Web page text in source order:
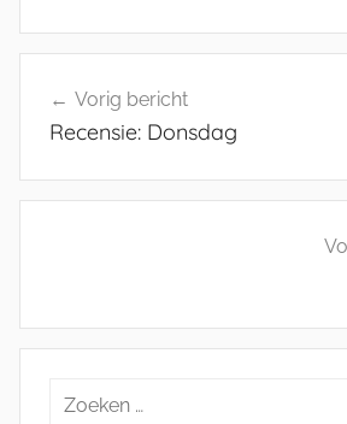
navigatie
Vorig bericht
Recensie: Donsdag
Zoeken